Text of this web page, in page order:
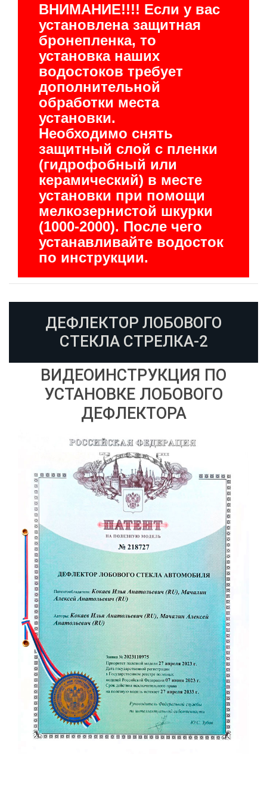
ВНИМАНИЕ!!!! Если у вас
установлена защитная
бронепленка, то
установка наших
водостоков требует
дополнительной
обработки места
установки.
Необходимо снять
защитный слой с пленки
(гидрофобный или
керамический) в месте
установки при помощи
мелкозернистой шкурки
(1000-2000). После чего
устанавливайте водосток
по инструкции.
ДЕФЛЕКТОР ЛОБОВОГО
СТЕКЛА СТРЕЛКА-2
ВИДЕОИНСТРУКЦИЯ ПО
УСТАНОВКЕ ЛОБОВОГО
ДЕФЛЕКТОРА